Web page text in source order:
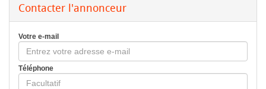
Contacter l'annonceur
Votre e-mail
Téléphone